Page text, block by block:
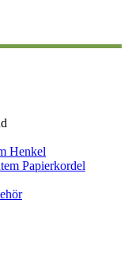
Henkel
Papierkordel